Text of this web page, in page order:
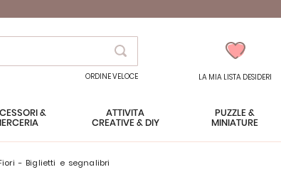
Search
ORDINE VELOCE LA MIA LISTA DESIDERI
&
ATTIVITÀ
CREATIVE & DIY
PUZZLE &
MINIATURE
- Biglietti e segnalibri